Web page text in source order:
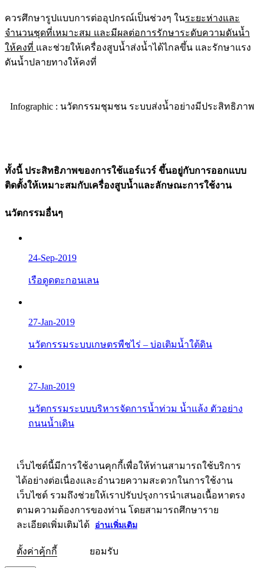
ควรศึกษารูปแบบการต่ออุปกรณ์เป็นช่วงๆ ในระยะห่างและ
จำนวนชุดที่เหมาะสม และมีผลต่อการรักษาระดับความดันน้ำ
ให้คงที่ และช่วยให้เครื่องสูบน้ำส่งน้ำได้ไกลขึ้น และรักษาแรง
ดันน้ำปลายทางให้คงที่
Infographic : นวัตกรรมชุมชน ระบบส่งน้ำอย่างมีประสิทธิภาพ
ทั้งนี้ ประสิทธิภาพของการใช้แอร์แวร์ ขึ้นอยู่กับการออกแบบ
ติดตั้งให้เหมาะสมกับเครื่องสูบน้ำและลักษณะการใช้งาน
นวัตกรรมอื่นๆ
24-Sep-2019
เรือดูดตะกอนเลน
27-Jan-2019
นวัตกรรมระบบเกษตรพืชไร่ – บ่อเติมน้ำใต้ดิน
27-Jan-2019
นวัตกรรมระบบบริหารจัดการน้ำท่วม น้ำแล้ง ตัวอย่าง
ถนนน้ำเดิน
เว็บไซต์นี้มีการใช้งานคุกกี้เพื่อให้ท่านสามารถใช้บริการ
ได้อย่างต่อเนื่องและอำนวยความสะดวกในการใช้งาน
เว็บไซต์ รวมถึงช่วยให้เราปรับปรุงการนำเสนอเนื้อหาตรง
ตามความต้องการของท่าน โดยสามารถศึกษาราย
ละเอียดเพิ่มเติมได้
อ่านเพิ่มเติม
ตั้งค่าคุ้กกี้ ยอมรับ